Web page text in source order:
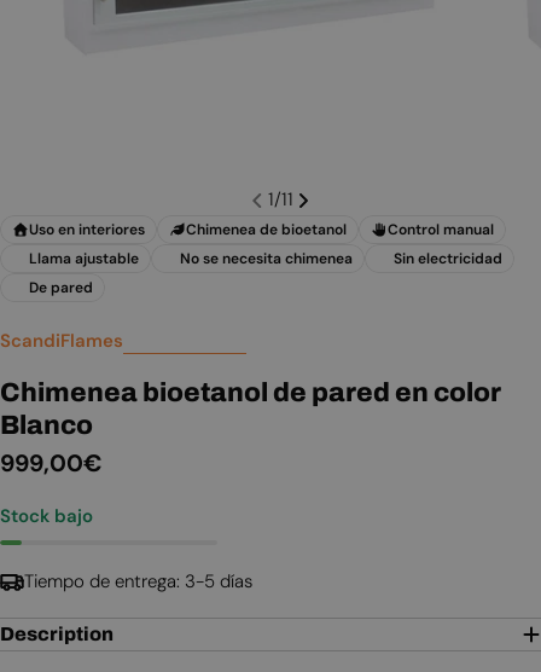
1/11
Uso en interiores Chimenea de bioetanol
Control manual
Llama ajustable
No se necesita chimenea
Sin electricidad
De pared
ScandiFlames
Chimenea bioetanol de pared en color
Blanco
Precio
999,00€
Stock bajo
Tiempo de entrega: 3-5 días
Description